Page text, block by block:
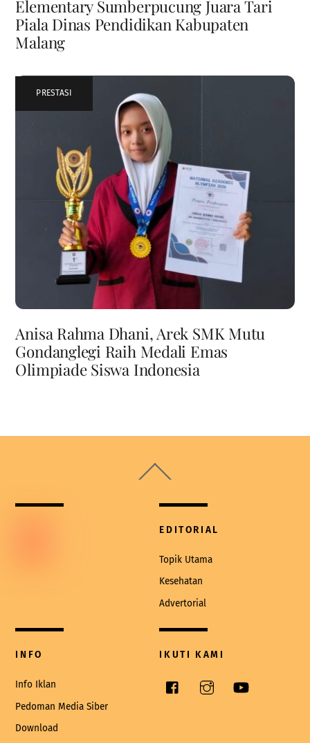
Elementary Sumberpucung Juara Tari
Piala Dinas Pendidikan Kabupaten
Malang
PRESTASI
Anisa Rahma Dhani, Arek SMK Mutu
Gondanglegi Raih Medali Emas
Olimpiade Siswa Indonesia
To
EDITORIAL
Topik Utama
Kesehatan
Advertorial
INFO
Info Iklan
Pedoman Media Siber
Download
IKUTI KAMI
Facebook